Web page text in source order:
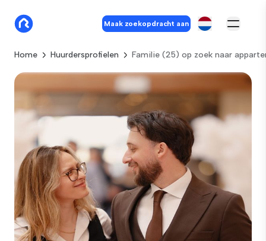
Maak zoekopdracht aan
Home Huurdersprofielen Familie (25) op zoek naar